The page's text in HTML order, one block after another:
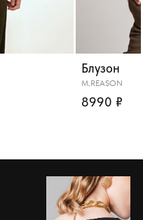
Блузон
M.REASON
8990 ₽